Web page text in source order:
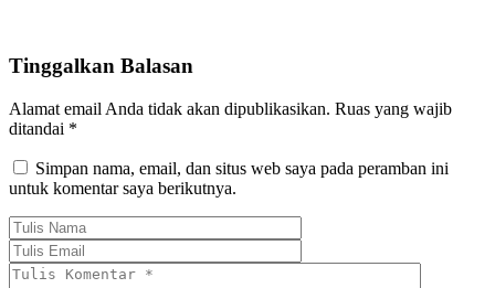
Tinggalkan Balasan
Alamat email Anda tidak akan dipublikasikan. Ruas yang wajib
ditandai *
Simpan nama, email, dan situs web saya pada peramban ini
untuk komentar saya berikutnya.